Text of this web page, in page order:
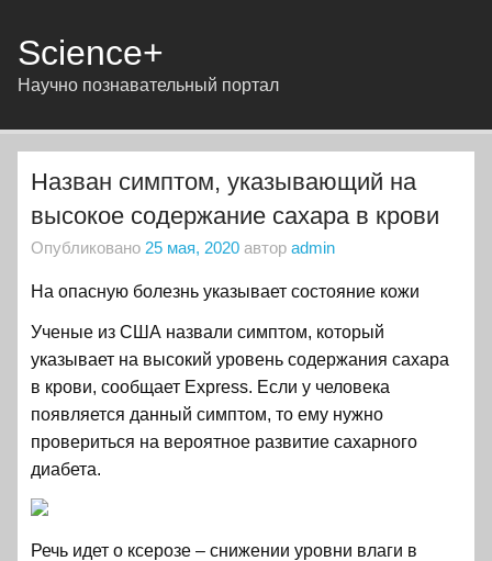
Science+
Научно познавательный портал
Назван симптом, указывающий на
высокое содержание сахара в крови
Опубликовано 25 мая, 2020 автор admin
На опасную болезнь указывает состояние кожи
Ученые из США назвали симптом, который
указывает на высокий уровень содержания сахара
в крови, сообщает Express. Если у человека
появляется данный симптом, то ему нужно
провериться на вероятное развитие сахарного
диабета.
Речь идет о ксерозе – снижении уровни влаги в